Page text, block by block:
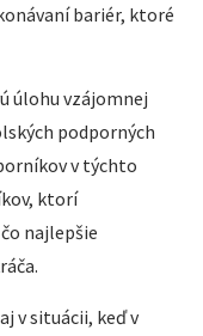
bariér, ktoré
úlohu vzájomnej
podporných
v týchto
ktorí
najlepšie
v situácii, keď v